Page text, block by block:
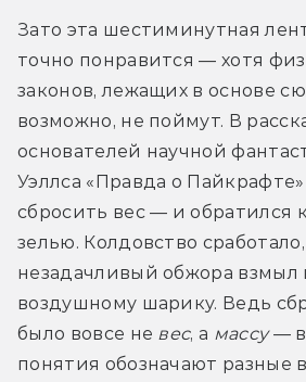
Зато эта шестиминутная
точно понравится — хотя
законов, лежащих в основе
возможно, не поймут. В
основателей научной
Уэллса «Правда о
сбросить вес — и обратился
зелью. Колдовство
незадачливый обжора взмыл
воздушному шарику. Ведь
было вовсе не вес, а массу — в
понятия обозначают разные